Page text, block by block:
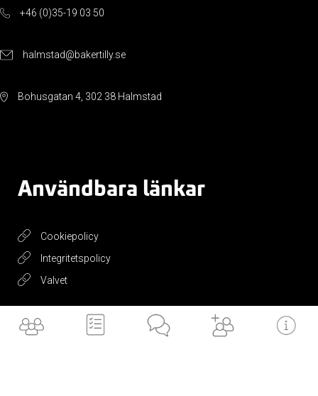
+46 (0)35-19 03 50
halmstad@bakertilly.se
Bohusgatan 4, 302 38 Halmstad
Användbara länkar
Cookiepolicy
Integritetspolicy
Valvet